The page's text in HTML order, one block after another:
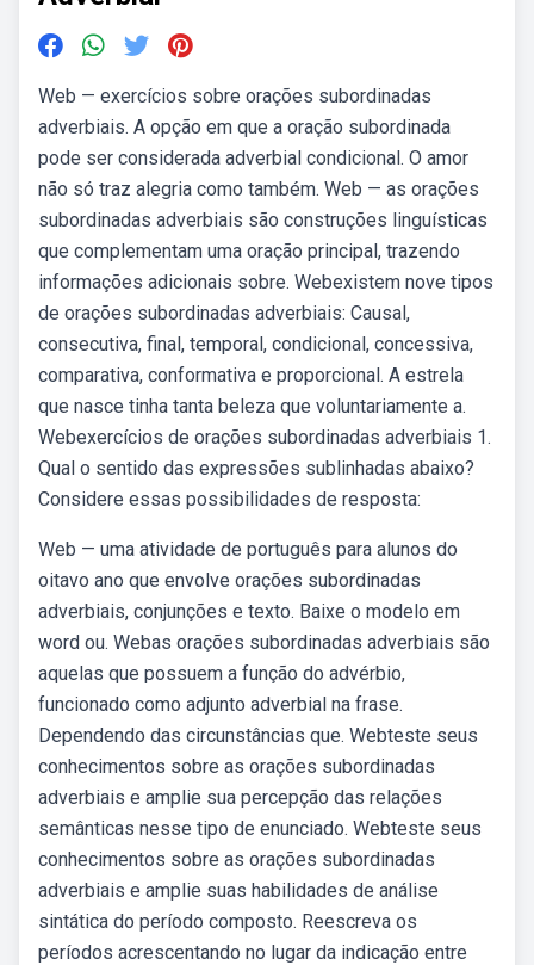
Web — exercícios sobre orações subordinadas
adverbiais. A opção em que a oração subordinada
pode ser considerada adverbial condicional. O amor
não só traz alegria como também. Web — as orações
subordinadas adverbiais são construções linguísticas
que complementam uma oração principal, trazendo
informações adicionais sobre. Webexistem nove tipos
de orações subordinadas adverbiais: Causal,
consecutiva, final, temporal, condicional, concessiva,
comparativa, conformativa e proporcional. A estrela
que nasce tinha tanta beleza que voluntariamente a.
Webexercícios de orações subordinadas adverbiais 1.
Qual o sentido das expressões sublinhadas abaixo?
Considere essas possibilidades de resposta:
Web — uma atividade de português para alunos do
oitavo ano que envolve orações subordinadas
adverbiais, conjunções e texto. Baixe o modelo em
word ou. Webas orações subordinadas adverbiais são
aquelas que possuem a função do advérbio,
funcionado como adjunto adverbial na frase.
Dependendo das circunstâncias que. Webteste seus
conhecimentos sobre as orações subordinadas
adverbiais e amplie sua percepção das relações
semânticas nesse tipo de enunciado. Webteste seus
conhecimentos sobre as orações subordinadas
adverbiais e amplie suas habilidades de análise
sintática do período composto. Reescreva os
períodos acrescentando no lugar da indicação entre